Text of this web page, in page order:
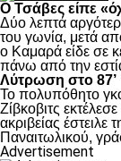
Ο Τσάβες είπε
Δύο λεπτά
του γωνία, μετά
ο Καμαρά είδε σε
πάνω από την
Λύτρωση στο 87’
Το πολυπόθητο
Ζίβκοβιτς
ακριβείας έστειλε
Παναιτωλικού,
Advertisement